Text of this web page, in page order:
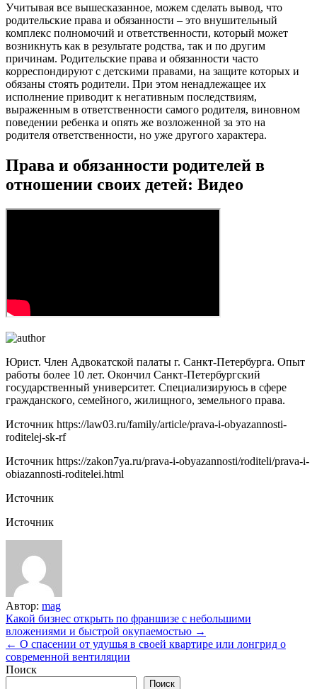
Учитывая все вышесказанное, можем сделать вывод, что
родительские права и обязанности – это внушительный
комплекс полномочий и ответственности, который может
возникнуть как в результате родства, так и по другим
причинам. Родительские права и обязанности часто
корреспондируют с детскими правами, на защите которых и
обязаны стоять родители. При этом ненадлежащее их
исполнение приводит к негативным последствиям,
выраженным в ответственности самого родителя, виновном
поведении ребенка и опять же возложенной за это на
родителя ответственности, но уже другого характера.
Права и обязанности родителей в
отношении своих детей: Видео
Юрист. Член Адвокатской палаты г. Санкт-Петербурга. Опыт
работы более 10 лет. Окончил Санкт-Петербургский
государственный университет. Специализируюсь в сфере
гражданского, семейного, жилищного, земельного права.
Источник https://law03.ru/family/article/prava-i-obyazannosti-
roditelej-sk-rf
Источник https://zakon7ya.ru/prava-i-obyazannosti/roditeli/prava-i-
obiazannosti-roditelei.html
Источник
Источник
Автор: mag
Навигация
по
записям
Какой бизнес открыть по франшизе с небольшими
вложениями и быстрой окупаемостью →
← О спасении от удушья в своей квартире или лонгрид о
современной вентиляции
Поиск
Поиск